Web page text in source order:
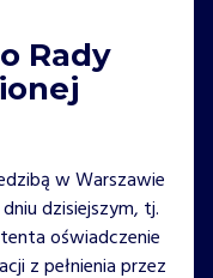
Rady
w Warszawie
dzisiejszym, tj.
oświadczenie
z pełnienia przez